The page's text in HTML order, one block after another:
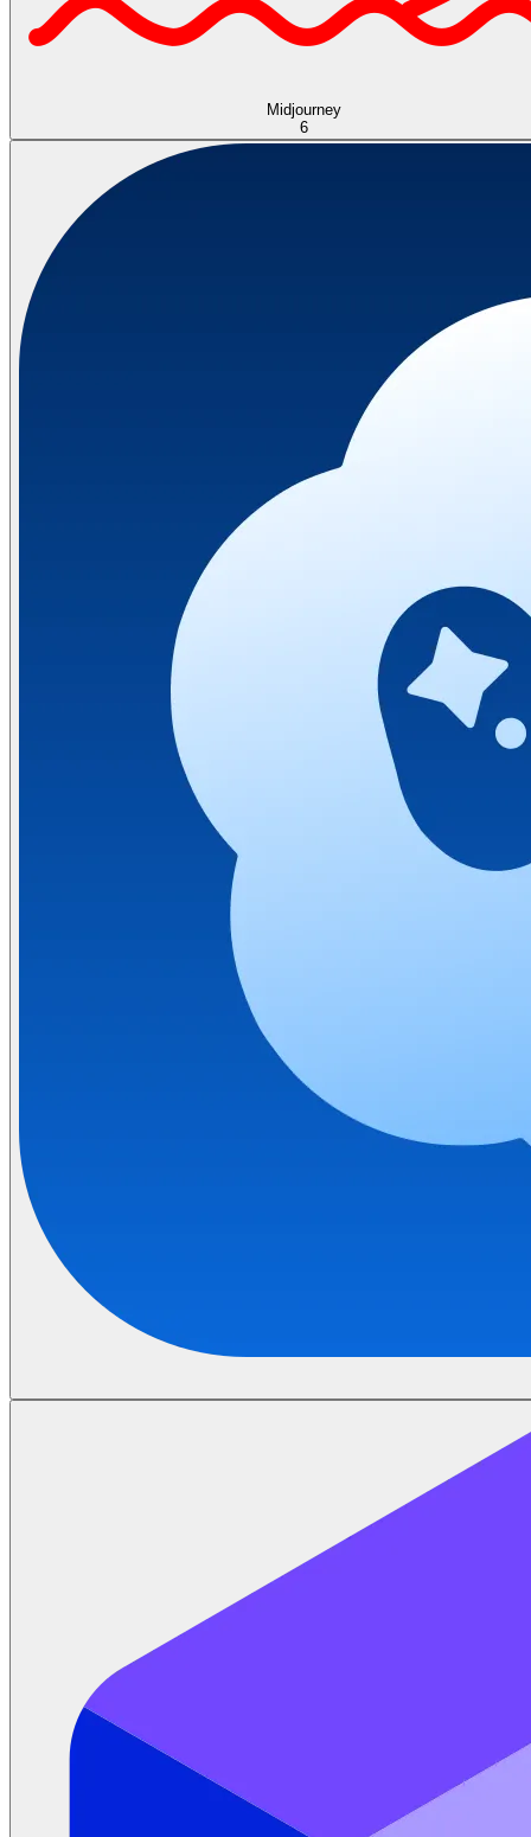
Midjourney
6